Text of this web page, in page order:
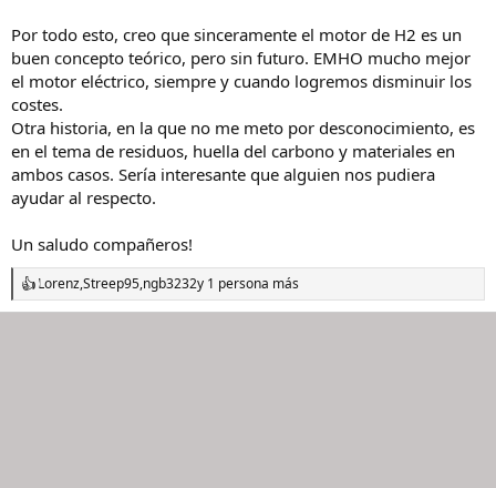
Por todo esto, creo que sinceramente el motor de H2 es un
buen concepto teórico, pero sin futuro. EMHO mucho mejor
el motor eléctrico, siempre y cuando logremos disminuir los
costes.
Otra historia, en la que no me meto por desconocimiento, es
en el tema de residuos, huella del carbono y materiales en
ambos casos. Sería interesante que alguien nos pudiera
ayudar al respecto.
Un saludo compañeros!
R
e
Lorenz,Streep95,ngb3232y 1 persona más